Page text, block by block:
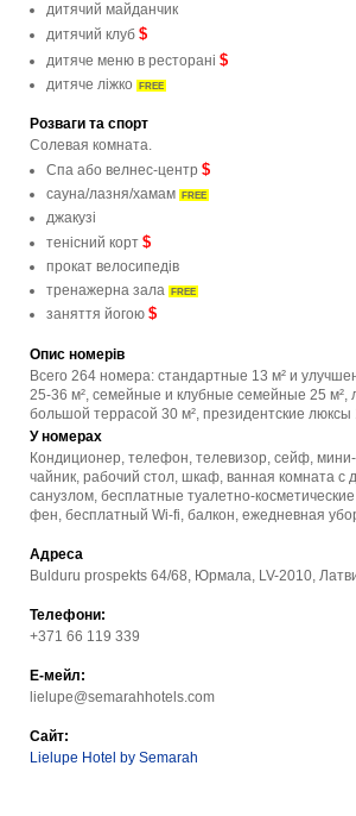
дитячий майданчик
дитячий клуб $
дитяче меню в ресторані $
дитяче ліжко FREE
Розваги та спорт
Солевая комната.
Спа або велнес-центр $
сауна/лазня/хамам FREE
джакузі
тенісний корт $
прокат велосипедів
тренажерна зала FREE
заняття йогою $
Опис номерів
Всего 264 номера: стандартные 13 м² и
25-36 м², семейные и клубные семейные 25 м²,
большой террасой 30 м²,
У номерах
Кондиционер, телефон, телевизор, сейф,
чайник, рабочий стол, шкаф, ванная комната с
санузлом, бесплатные туалетно-
фен, бесплатный Wi-fi, балкон, ежедневная
Адреса
Bulduru prospekts 64/68, Юрмала, LV-2010,
Телефони:
+371 66 119 339
Е-мейл:
lielupe@semarahhotels.com
Сайт:
Lielupe Hotel by Semarah